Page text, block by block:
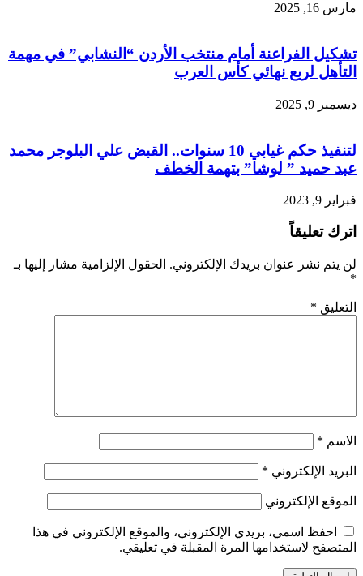
مارس 16, 2025
تشكيل الفراعنة أمام منتخب الأردن “النشابي” في مهمة
التأهل لربع نهائي كأس العرب
ديسمبر 9, 2025
لتنفيذ حكم غيابي 10 سنوات.. القبض علي البلوجر محمد
عبد حميد ” لوشا” بتهمة الخطف
فبراير 9, 2023
اترك تعليقاً
لن يتم نشر عنوان بريدك الإلكتروني. الحقول الإلزامية مشار إليها بـ
*
التعليق *
الاسم *
البريد الإلكتروني *
الموقع الإلكتروني
احفظ اسمي، بريدي الإلكتروني، والموقع الإلكتروني في هذا
المتصفح لاستخدامها المرة المقبلة في تعليقي.